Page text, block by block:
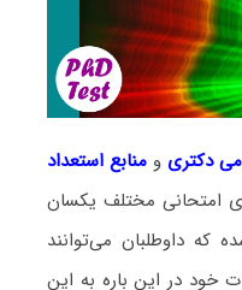
دکتری و منابع استعداد
امتحانی مختلف یکسان
داوطلبان می‌توانند
خود در این باره به این